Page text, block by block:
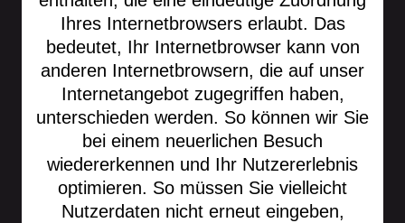
Ihres Internetbrowsers erlaubt. Das
bedeutet, Ihr Internetbrowser kann von
anderen Internetbrowsern, die auf unser
Internetangebot zugegriffen haben,
unterschieden werden. So können wir Sie
bei einem neuerlichen Besuch
wiedererkennen und Ihr Nutzererlebnis
optimieren. So müssen Sie vielleicht
Nutzerdaten nicht erneut eingeben,